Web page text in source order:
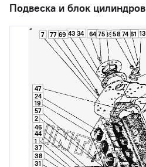
Подвеска и блок цилиндров
1
2
7 13
19
24
31
34
35
37
38
43
44
46
47
57
58 61
64
69 74
75
77